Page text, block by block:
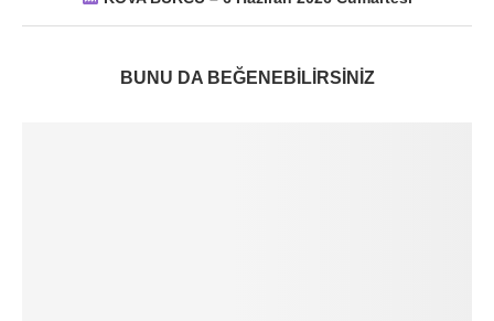
BUNU DA BEĞENEBILIRSINIZ